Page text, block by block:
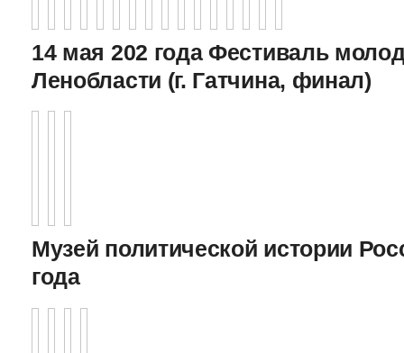
14 мая 202 года Фестиваль
Ленобласти (г. Гатчина, финал)
Музей политической истории
года